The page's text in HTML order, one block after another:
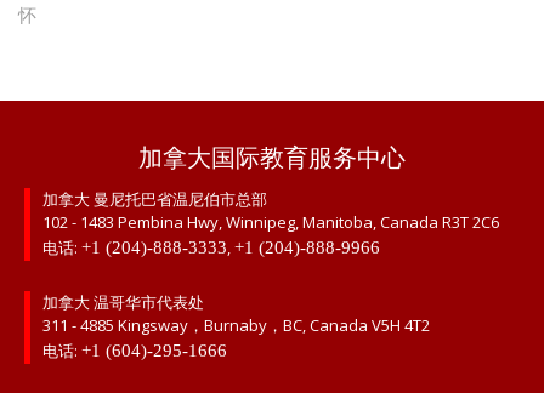
怀
加拿大国际教育服务中心
加拿大 曼尼托巴省温尼伯市总部
102 - 1483 Pembina Hwy, Winnipeg, Manitoba, Canada R3T 2C6
电话: +1 (204)-888-3333,+1 (204)-888-9966
加拿大 温哥华市代表处
311 - 4885 Kingsway，Burnaby，BC, Canada V5H 4T2
电话: +1 (604)-295-1666